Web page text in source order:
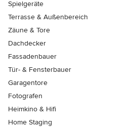
Spielgeräte
Terrasse & Außenbereich
Zäune & Tore
Dachdecker
Fassadenbauer
Tür- & Fensterbauer
Garagentore
Fotografen
Heimkino & Hifi
Home Staging